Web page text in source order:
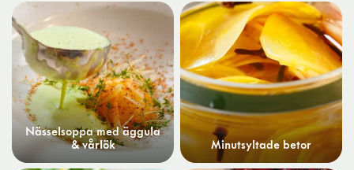
Nässelsoppa med äggula
& vårlök
Minutsyltade betor